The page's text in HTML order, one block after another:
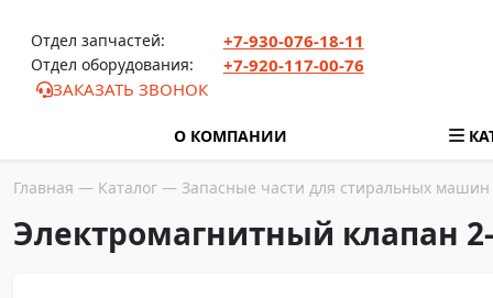
Отдел запчастей: +7-930-076-18-11
Отдел оборудования:
+7-920-117-00-76
ЗАКАЗАТЬ ЗВОНОК
О КОМПАНИИ
Главная — Каталог — Запасные части для стиральных машин
Электромагнитный клапан